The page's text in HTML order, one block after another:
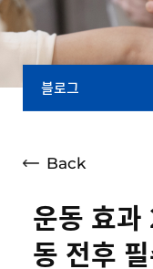
블로그
Back
운동 효
동 전후